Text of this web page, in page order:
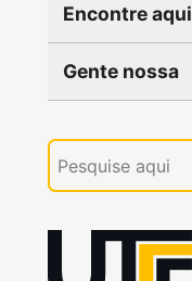
Encontre aqui
Gente nossa